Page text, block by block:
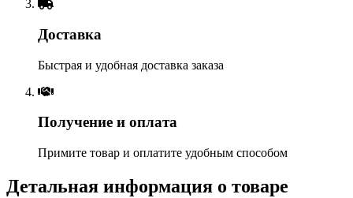
Доставка
Быстрая и удобная доставка заказа
Получение и оплата
Примите товар и оплатите удобным способом
Детальная информация о товаре